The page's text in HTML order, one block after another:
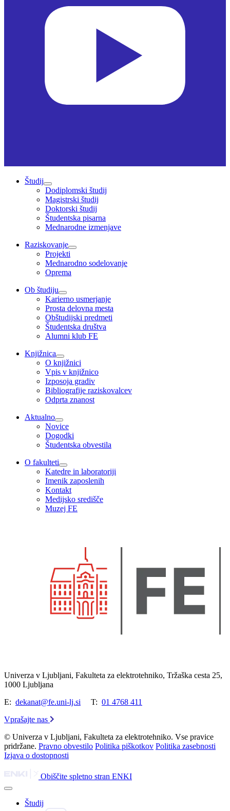
Študij
Dodiplomski študij
Magistrski študij
Doktorski študij
Študentska pisarna
Mednarodne izmenjave
Raziskovanje
Projekti
Mednarodno sodelovanje
Oprema
Ob študiju
Karierno usmerjanje
Prosta delovna mesta
Obštudijski predmeti
Študentska društva
Alumni klub FE
Knjižnica
O knjižnici
Vpis v knjižnico
Izposoja gradiv
Bibliografije raziskovalcev
Odprta znanost
Aktualno
Novice
Dogodki
Študentska obvestila
O fakulteti
Katedre in laboratoriji
Imenik zaposlenih
Kontakt
Medijsko središče
Muzej FE
Univerza v Ljubljani, Fakulteta za elektrotehniko, Tržaška cesta 25,
1000 Ljubljana
E: dekanat@fe.uni-lj.si T: 01 4768 411
Vprašajte nas
© Univerza v Ljubljani, Fakulteta za elektrotehniko. Vse pravice
pridržane. Pravno obvestilo Politika piškotkov Politika zasebnosti
Izjava o dostopnosti
Obiščite spletno stran ENKI
Študij